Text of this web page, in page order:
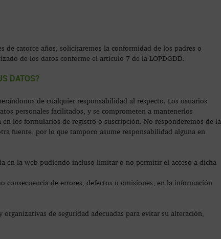
de catorce años, solicitaremos la conformidad de los padres o
de los datos conforme el artículo 7 de la LOPDGDD.
DATOS?
de cualquier responsabilidad al respecto. Los usuarios
personales facilitados, y se comprometen a mantenerlos
los formularios de registro o suscripción. No responderemos de la
fuente, por lo que tampoco asume responsabilidad alguna en
en la web pudiendo incluso limitar o no permitir el acceso a dicha
de errores, defectos u omisiones, en la información
de seguridad adecuadas para evitar su alteración,